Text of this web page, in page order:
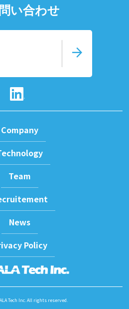
い合わせ
arrow_forward
Company
Team
News
Policy
Tech Inc. All rights reserved.